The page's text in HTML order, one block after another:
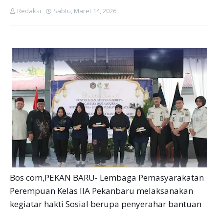
Redaksi Sabtu, Maret 14, 2026
Bos com,PEKAN BARU- Lembaga Pemasyarakatan
Perempuan Kelas IIA Pekanbaru melaksanakan
kegiatar hakti Sosial berupa penyerahar bantuan